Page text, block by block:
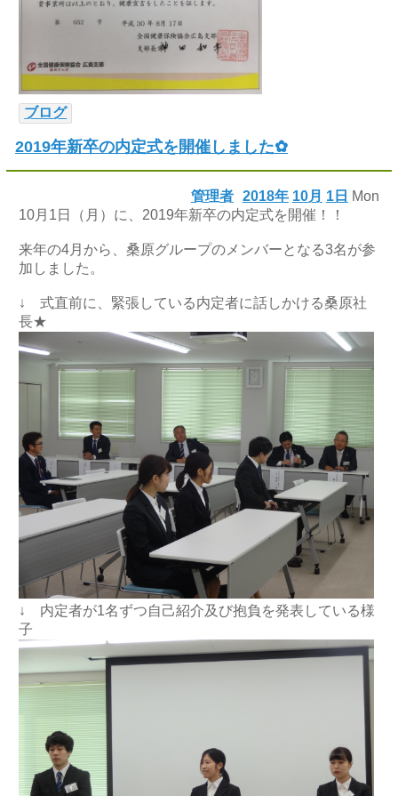
ブログ
2019年新卒の内定式を開催しました✿
2018年 10月 1日 Mon
管理者
10月1日（月）に、2019年新卒の内定式を開催！！
来年の4月から、桑原グループのメンバーとなる3名が参
加しました。
↓ 式直前に、緊張している内定者に話しかける桑原社
長★
↓ 内定者が1名ずつ自己紹介及び抱負を発表している様
子